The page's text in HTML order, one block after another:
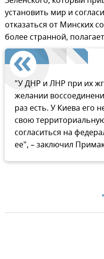
установить мир и
отказаться от Минских
более странной,
"У ДНР и ЛНР при их
желании
раз есть. У Киева его
свою
согласиться на
ее", – заключил